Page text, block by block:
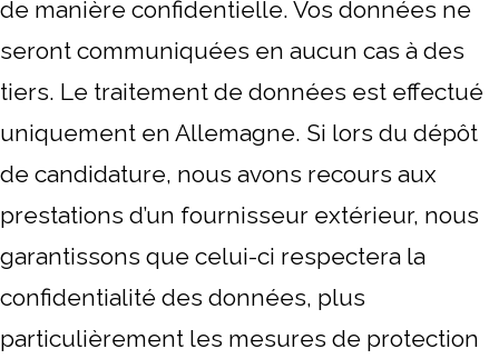
de manière confidentielle. Vos données ne
seront communiquées en aucun cas à des
tiers. Le traitement de données est effectué
uniquement en Allemagne. Si lors du dépôt
de candidature, nous avons recours aux
prestations d’un fournisseur extérieur, nous
garantissons que celui-ci respectera la
confidentialité des données, plus
particulièrement les mesures de protection